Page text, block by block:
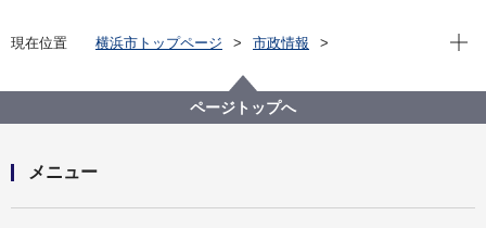
現在位置 横浜市トップページ
市政情報
みなみのおすすメシ始めます～「食」を通じて南区の
魅力を再発見！～
現在
ページトップへ
メニュー